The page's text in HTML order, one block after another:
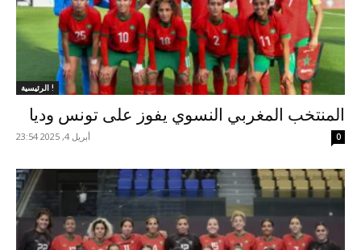
الرئيسية !
المنتخب المغربي النسوي يفوز على تونس وديا
أبريل 4, 2025 23:54 0